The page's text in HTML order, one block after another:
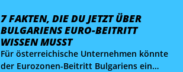
7 FAKTEN, DIE DU JETZT ÜBER
BULGARIENS EURO-BEITRITT
WISSEN MUSST
Für österreichische Unternehmen könnte
der Eurozonen-Beitritt Bulgariens ein